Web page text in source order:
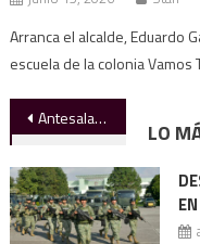
Arranca el alcalde, Eduardo
escuela de la colonia Vamos
Navegación
de
entradas
Antesala de 2027
LO